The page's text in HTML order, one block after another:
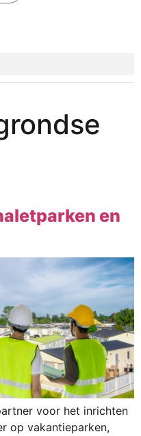
en
voor het inrichten
op vakantieparken,